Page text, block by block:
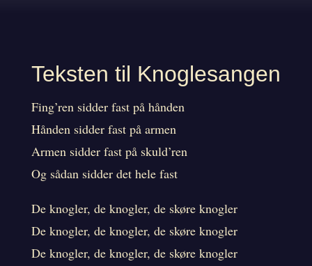
Teksten til Knoglesangen
Fing’ren sidder fast på hånden
Hånden sidder fast på armen
Armen sidder fast på skuld’ren
Og sådan sidder det hele fast
De knogler, de knogler, de skøre knogler
De knogler, de knogler, de skøre knogler
De knogler, de knogler, de skøre knogler